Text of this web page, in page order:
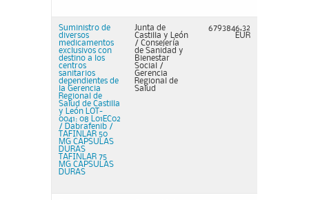
Suministro de
diversos
medicamentos
exclusivos con
destino a los
centros
sanitarios
dependientes de
la Gerencia
Regional de
Salud de Castilla
y León LOT-
0041: 08 L01EC02
/ Dabrafenib /
TAFINLAR 50
MG CAPSULAS
DURAS
TAFINLAR 75
MG CAPSULAS
DURAS
Junta de
Castilla y León
/ Consejería
de Sanidad y
Bienestar
Social /
Gerencia
Regional de
Salud
6793846,32
EUR